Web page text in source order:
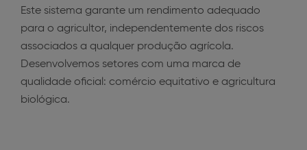
Este sistema garante um rendimento adequado
para o agricultor, independentemente dos riscos
associados a qualquer produção agrícola.
Desenvolvemos setores com uma marca de
qualidade oficial: comércio equitativo e agricultura
biológica.